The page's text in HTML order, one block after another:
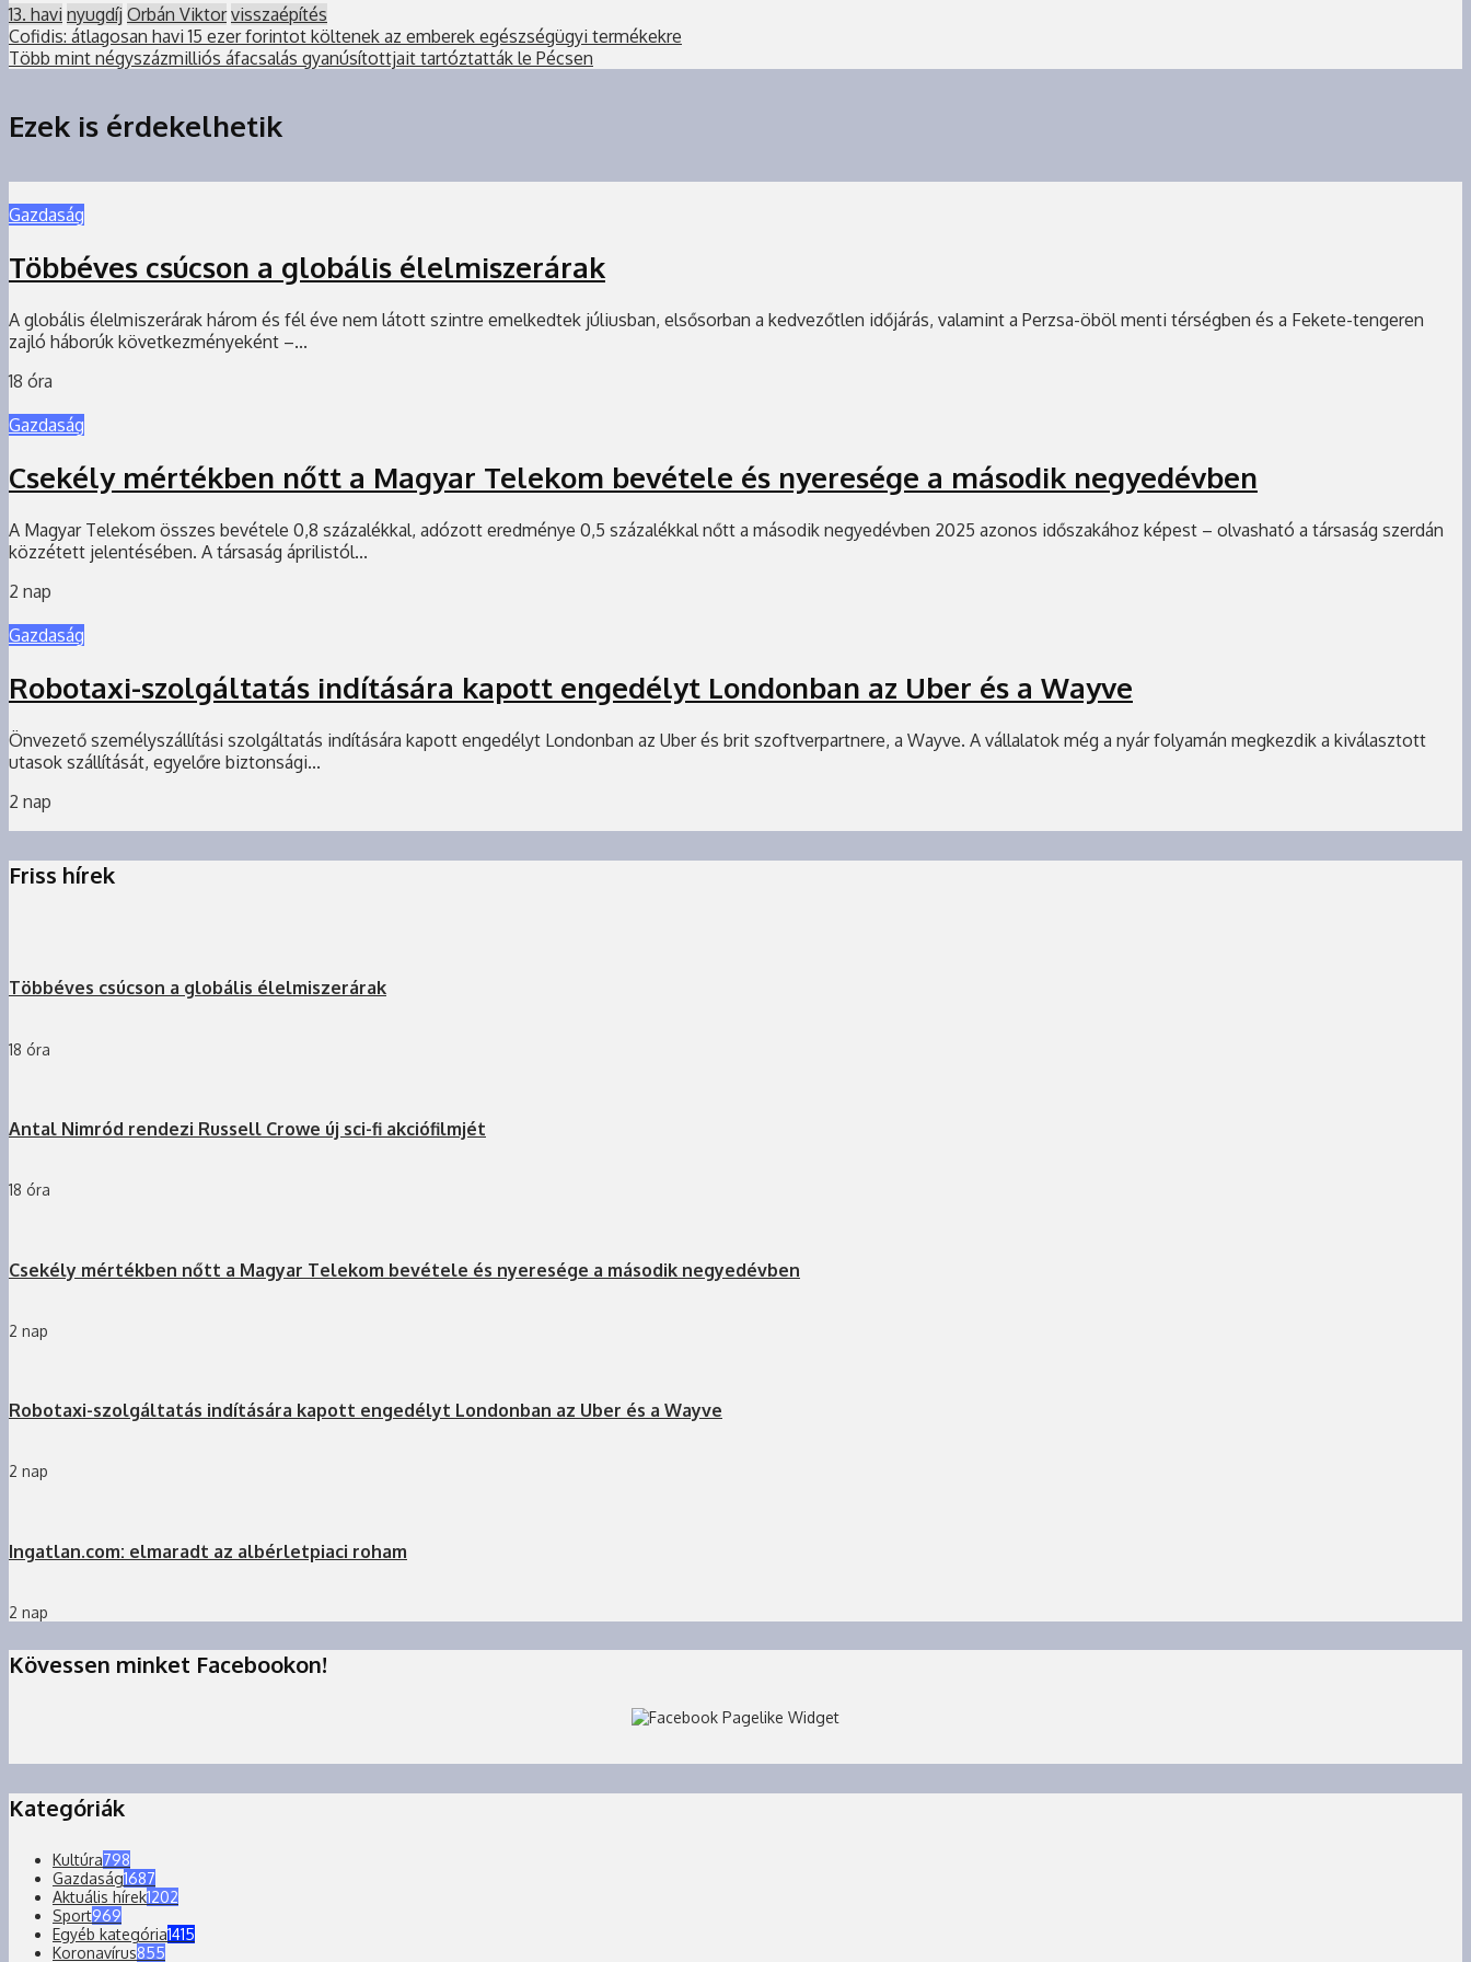
13. havi nyugdíj Orbán Viktor visszaépítés
Cofidis: átlagosan havi 15 ezer forintot költenek az emberek egészségügyi termékekre
Több mint négyszázmilliós áfacsalás gyanúsítottjait tartóztatták le Pécsen
Ezek is érdekelhetik
Gazdaság
Többéves csúcson a globális élelmiszerárak
A globális élelmiszerárak három és fél éve nem látott szintre emelkedtek júliusban, elsősorban a kedvezőtlen időjárás, valamint a Perzsa-öböl menti térségben és a Fekete-tengeren
zajló háborúk következményeként –...
18 óra
Gazdaság
Csekély mértékben nőtt a Magyar Telekom bevétele és nyeresége a második negyedévben
A Magyar Telekom összes bevétele 0,8 százalékkal, adózott eredménye 0,5 százalékkal nőtt a második negyedévben 2025 azonos időszakához képest – olvasható a társaság szerdán
közzétett jelentésében. A társaság áprilistól...
2 nap
Gazdaság
Robotaxi-szolgáltatás indítására kapott engedélyt Londonban az Uber és a Wayve
Önvezető személyszállítási szolgáltatás indítására kapott engedélyt Londonban az Uber és brit szoftverpartnere, a Wayve. A vállalatok még a nyár folyamán megkezdik a kiválasztott
utasok szállítását, egyelőre biztonsági...
2 nap
Friss hírek
Többéves csúcson a globális élelmiszerárak
18 óra
Antal Nimród rendezi Russell Crowe új sci-fi akciófilmjét
18 óra
Csekély mértékben nőtt a Magyar Telekom bevétele és nyeresége a második negyedévben
2 nap
Robotaxi-szolgáltatás indítására kapott engedélyt Londonban az Uber és a Wayve
2 nap
Ingatlan.com: elmaradt az albérletpiaci roham
2 nap
Kövessen minket Facebookon!
Kategóriák
Kultúra798
Gazdaság1687
Aktuális hírek1202
Sport969
Egyéb kategória1415
Koronavírus855